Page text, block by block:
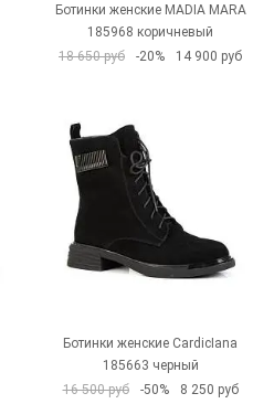
Ботинки женские MADIA MARA
185968 коричневый
18 650 руб
-20% 14 900 руб
Ботинки женские CardicIana
185663 черный
16 500 руб
-50% 8 250 руб